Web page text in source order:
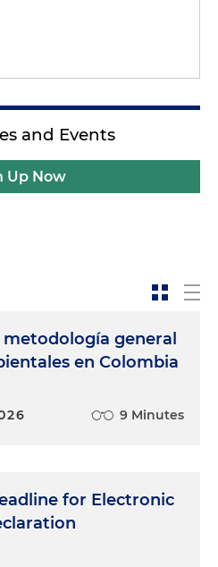
and Events
Up Now
general
en Colombia
9 Minutes
for Electronic